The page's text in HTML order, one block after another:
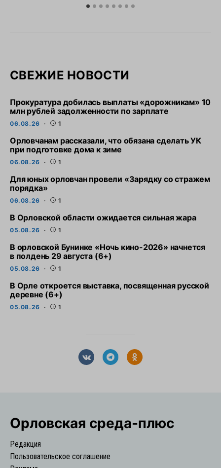
СВЕЖИЕ НОВОСТИ
Прокуратура добилась выплаты «дорожникам» 10
млн рублей задолженности по зарплате
06.08.26 1
Орловчанам рассказали, что обязана сделать УК
при подготовке дома к зиме
06.08.26 1
Для юных орловчан провели «Зарядку со стражем
порядка»
06.08.26 1
В Орловской области ожидается сильная жара
05.08.26 1
В орловской Бунинке «Ночь кино-2026» начнется
в полдень 29 августа (6+)
05.08.26 1
В Орле откроется выставка, посвященная русской
деревне (6+)
05.08.26 1
Орловская cреда-плюс
Редакция
Пользовательское соглашение